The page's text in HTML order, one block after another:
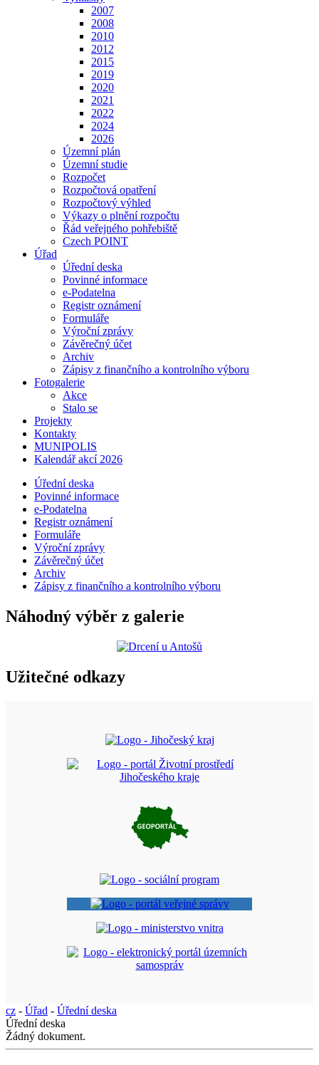
2007
2008
2010
2012
2015
2019
2020
2021
2022
2024
2026
Územní plán
Územní studie
Rozpočet
Rozpočtová opatření
Rozpočtový výhled
Výkazy o plnění rozpočtu
Řád veřejného pohřebiště
Czech POINT
Úřad
Úřední deska
Povinné informace
e-Podatelna
Registr oznámení
Formuláře
Výroční zprávy
Závěrečný účet
Archiv
Zápisy z finančního a kontrolního výboru
Fotogalerie
Akce
Stalo se
Projekty
Kontakty
MUNIPOLIS
Kalendář akcí 2026
Úřední deska
Povinné informace
e-Podatelna
Registr oznámení
Formuláře
Výroční zprávy
Závěrečný účet
Archiv
Zápisy z finančního a kontrolního výboru
Náhodný výběr z galerie
Užitečné odkazy
cz - Úřad - Úřední deska
Úřední deska
Žádný dokument.